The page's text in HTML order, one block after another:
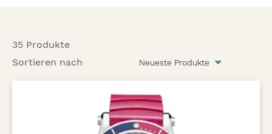
35 Produkte
Sortieren nach